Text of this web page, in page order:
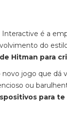
é a
do
Hitman para
novo jogo que
ou
para